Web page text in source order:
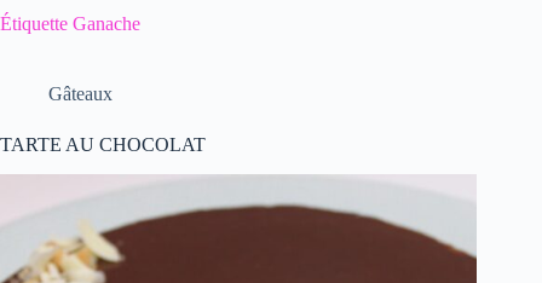
Étiquette Ganache
Gâteaux
TARTE AU CHOCOLAT